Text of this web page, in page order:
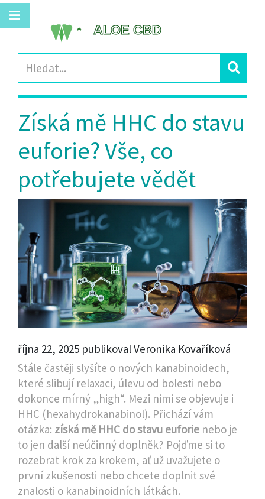
Získá mě HHC do stavu
euforie? Vše, co
potřebujete vědět
října 22, 2025 publikoval Veronika Kovaříková
Stále častěji slyšíte o nových kanabinoidech,
které slibují relaxaci, úlevu od bolesti nebo
dokonce mírný „high“. Mezi nimi se objevuje i
HHC (hexahydrokanabinol). Přichází vám
otázka: získá mě HHC do stavu euforie nebo je
to jen další neúčinný doplněk? Pojďme si to
rozebrat krok za krokem, ať už uvažujete o
první zkušenosti nebo chcete doplnit své
znalosti o kanabinoidních látkách.